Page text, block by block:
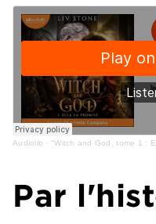
Audiolib · "Witch and God, tome 1 :
Par